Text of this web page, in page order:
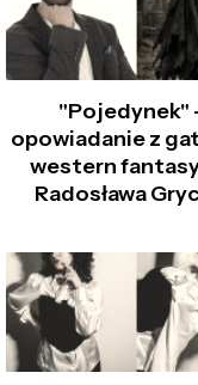
"Pojedynek"
opowiadanie z
western
Radosława